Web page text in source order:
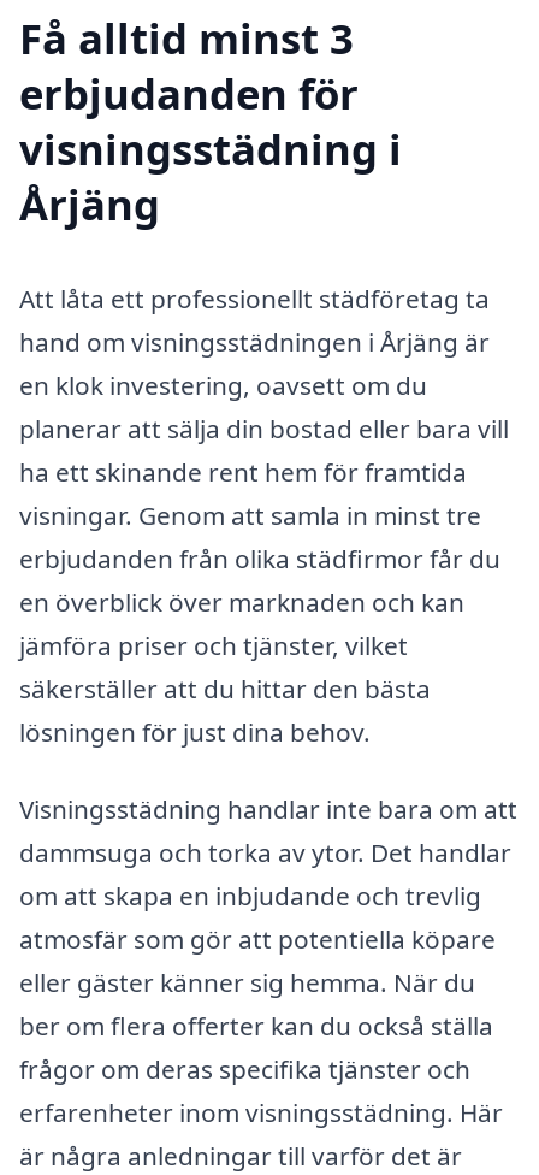
Få alltid minst 3
erbjudanden för
visningsstädning i
Årjäng
Att låta ett professionellt städföretag ta
hand om visningsstädningen i Årjäng är
en klok investering, oavsett om du
planerar att sälja din bostad eller bara vill
ha ett skinande rent hem för framtida
visningar. Genom att samla in minst tre
erbjudanden från olika städfirmor får du
en överblick över marknaden och kan
jämföra priser och tjänster, vilket
säkerställer att du hittar den bästa
lösningen för just dina behov.
Visningsstädning handlar inte bara om att
dammsuga och torka av ytor. Det handlar
om att skapa en inbjudande och trevlig
atmosfär som gör att potentiella köpare
eller gäster känner sig hemma. När du
ber om flera offerter kan du också ställa
frågor om deras specifika tjänster och
erfarenheter inom visningsstädning. Här
är några anledningar till varför det är